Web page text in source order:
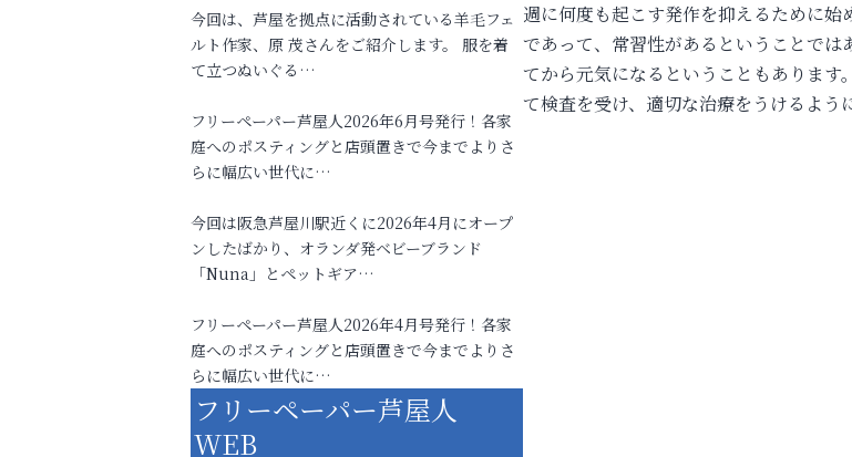
週に何度も起こす発作を抑えるために
であって、常習性があるということで
てから元気になるということもありま
て検査を受け、適切な治療をうけるよう
今回は、芦屋を拠点に活動されている羊毛フェ
ルト作家、原 茂さんをご紹介します。 服を着
て立つぬいぐる…
フリーペーパー芦屋人2026年6月号発行！各家
庭へのポスティングと店頭置きで今までよりさ
らに幅広い世代に…
今回は阪急芦屋川駅近くに2026年4月にオープ
ンしたばかり、オランダ発ベビーブランド
「Nuna」とペットギア…
フリーペーパー芦屋人2026年4月号発行！各家
庭へのポスティングと店頭置きで今までよりさ
らに幅広い世代に…
フリーペーパー芦屋人
WEB